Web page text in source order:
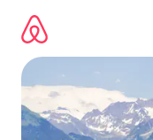
direct
naar
inhoud